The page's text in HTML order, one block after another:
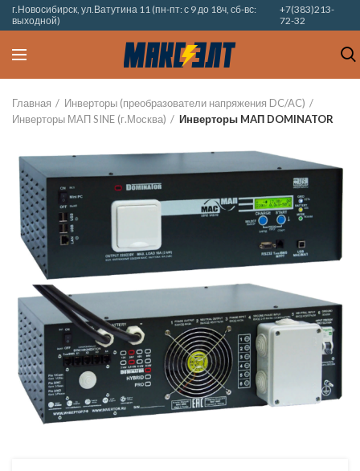
г.Новосибирск, ул.Ватутина 11 (пн-пт: с 9 до 18ч, сб-вс:
выходной)
+7(383)213-
72-32
Главная
Инверторы (преобразователи напряжения DC/AC)
Инверторы МАП SINE (г.Москва)
Инверторы MAП DOMINATOR